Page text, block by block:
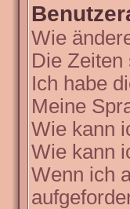
Wie
Die Zeiten
Ich habe
Meine
Wie kann
Wie kann
Wenn ich